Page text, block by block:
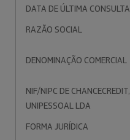
DATA DE ÚLTIMA CONSULTA
RAZÃO SOCIAL
DENOMINAÇÃO COMERCIAL
NIF/NIPC DE CHANCECREDIT,
UNIPESSOAL LDA
FORMA JURÍDICA